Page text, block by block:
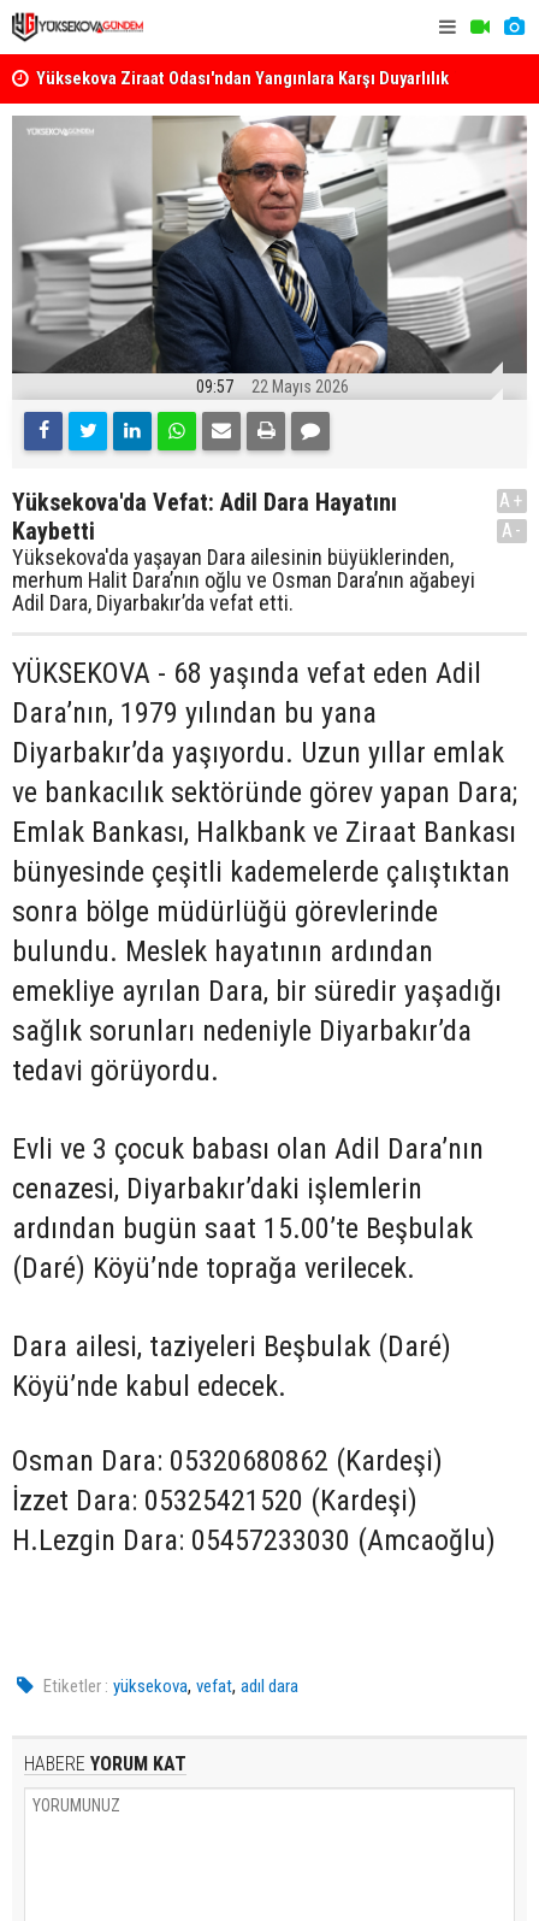
Yüksekova Ziraat Odası'ndan Yangınlara Karşı Duyarlılık
Çağrısı
09:57 22 Mayıs 2026
Yüksekova'da Vefat: Adil Dara Hayatını
Kaybetti
Yüksekova'da yaşayan Dara ailesinin büyüklerinden,
merhum Halit Dara’nın oğlu ve Osman Dara’nın ağabeyi
Adil Dara, Diyarbakır’da vefat etti.
A+
A-
YÜKSEKOVA - 68 yaşında vefat eden Adil
Dara’nın, 1979 yılından bu yana
Diyarbakır’da yaşıyordu. Uzun yıllar emlak
ve bankacılık sektöründe görev yapan Dara;
Emlak Bankası, Halkbank ve Ziraat Bankası
bünyesinde çeşitli kademelerde çalıştıktan
sonra bölge müdürlüğü görevlerinde
bulundu. Meslek hayatının ardından
emekliye ayrılan Dara, bir süredir yaşadığı
sağlık sorunları nedeniyle Diyarbakır’da
tedavi görüyordu.
Evli ve 3 çocuk babası olan Adil Dara’nın
cenazesi, Diyarbakır’daki işlemlerin
ardından bugün saat 15.00’te Beşbulak
(Daré) Köyü’nde toprağa verilecek.
Dara ailesi, taziyeleri Beşbulak (Daré)
Köyü’nde kabul edecek.
Osman Dara: 05320680862 (Kardeşi)
İzzet Dara: 05325421520 (Kardeşi)
H.Lezgin Dara: 05457233030 (Amcaoğlu)
Etiketler : yüksekova,vefat,adıl dara
HABERE YORUM KAT